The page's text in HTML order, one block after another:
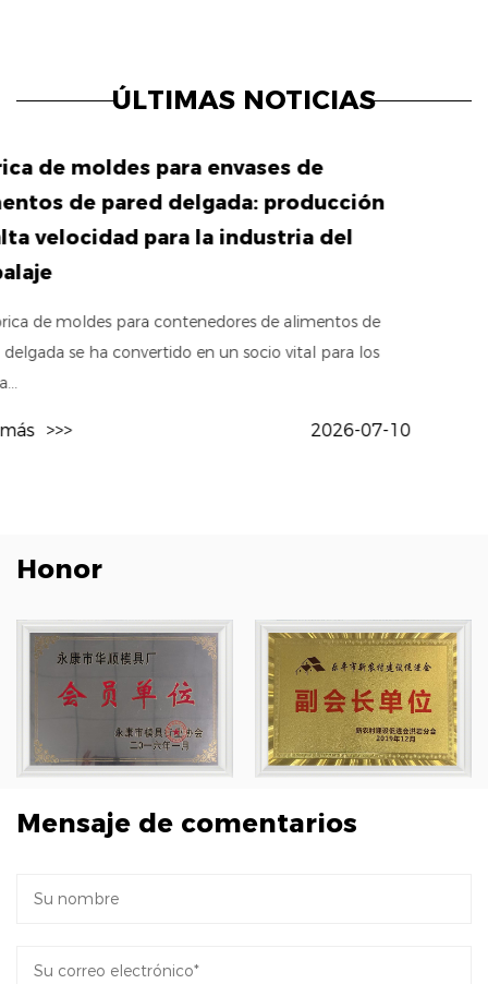
ÚLTIMAS NOTICIAS
10
Fábrica de moldes para
alimentos: los detalles de
deciden el rendimiento y
No es lo mismo un molde para
molde para envases genérico. El
>>>
Honor
Mensaje de comentarios